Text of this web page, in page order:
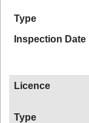
Type
Inspection Date
Licence
Type